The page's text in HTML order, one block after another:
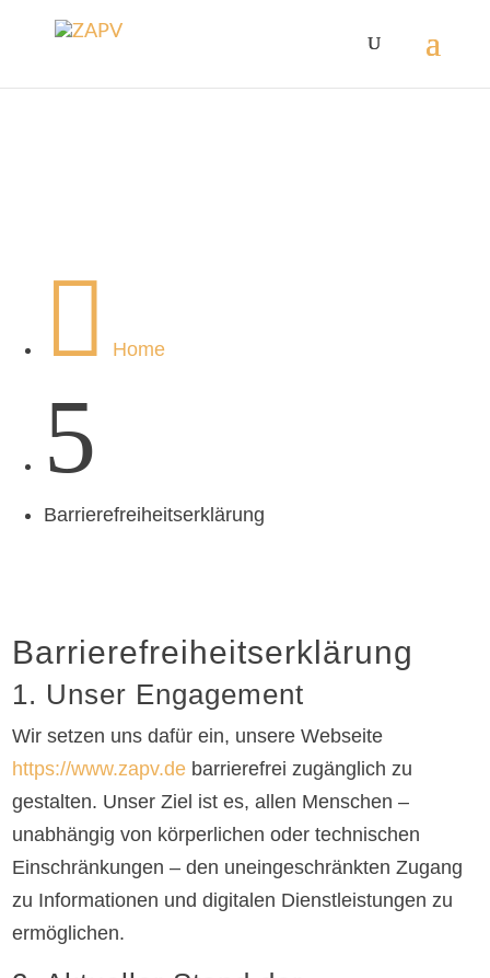
 Home
5
Barrierefreiheitserklärung
Barrierefreiheitserklärung
1. Unser Engagement
Wir setzen uns dafür ein, unsere Webseite
https://www.zapv.de barrierefrei zugänglich zu
gestalten. Unser Ziel ist es, allen Menschen –
unabhängig von körperlichen oder technischen
Einschränkungen – den uneingeschränkten Zugang
zu Informationen und digitalen Dienstleistungen zu
ermöglichen.